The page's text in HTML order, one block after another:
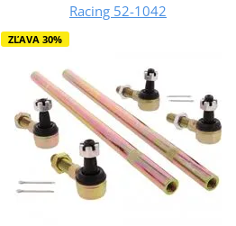
Racing 52-1042
ZĽAVA 30%